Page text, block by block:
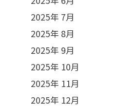
2025年 7月
2025年 8月
2025年 9月
2025年 10月
2025年 11月
2025年 12月